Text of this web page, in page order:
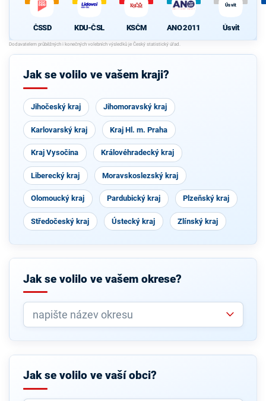
ČSSD KDU-ČSL KSČM ANO 2011
Úsvit
Úsvit
Jak se volilo ve vašem kraji?
Jihočeský kraj Jihomoravský kraj
Karlovarský kraj Kraj Hl. m. Praha
Kraj Vysočina Královéhradecký kraj
Liberecký kraj Moravskoslezský kraj
Olomoucký kraj Pardubický kraj Plzeňský kraj
Středočeský kraj Ústecký kraj Zlínský kraj
Jak se volilo ve vašem okrese?
Jak se volilo ve vaší obci?